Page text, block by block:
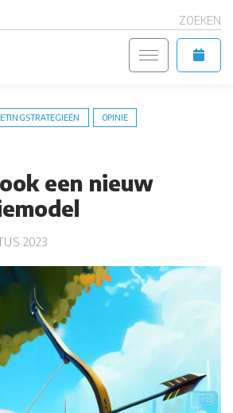
ZOEKEN
OPINIE
een nieuw
2023